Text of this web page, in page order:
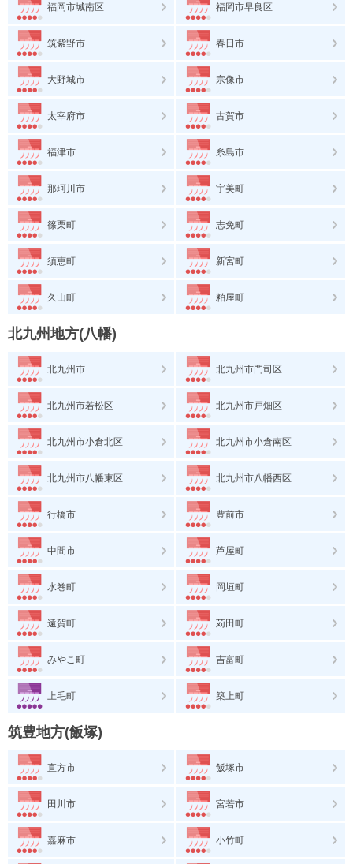
福岡市城南区 福岡市早良区
筑紫野市 春日市
大野城市 宗像市
太宰府市 古賀市
福津市 糸島市
那珂川市 宇美町
篠栗町 志免町
須恵町 新宮町
久山町 粕屋町
北九州地方(八幡)
北九州市 北九州市門司区
北九州市若松区 北九州市戸畑区
北九州市小倉北区 北九州市小倉南区
北九州市八幡東区 北九州市八幡西区
行橋市 豊前市
中間市 芦屋町
水巻町 岡垣町
遠賀町 苅田町
みやこ町 吉富町
上毛町 築上町
筑豊地方(飯塚)
直方市 飯塚市
田川市 宮若市
嘉麻市 小竹町